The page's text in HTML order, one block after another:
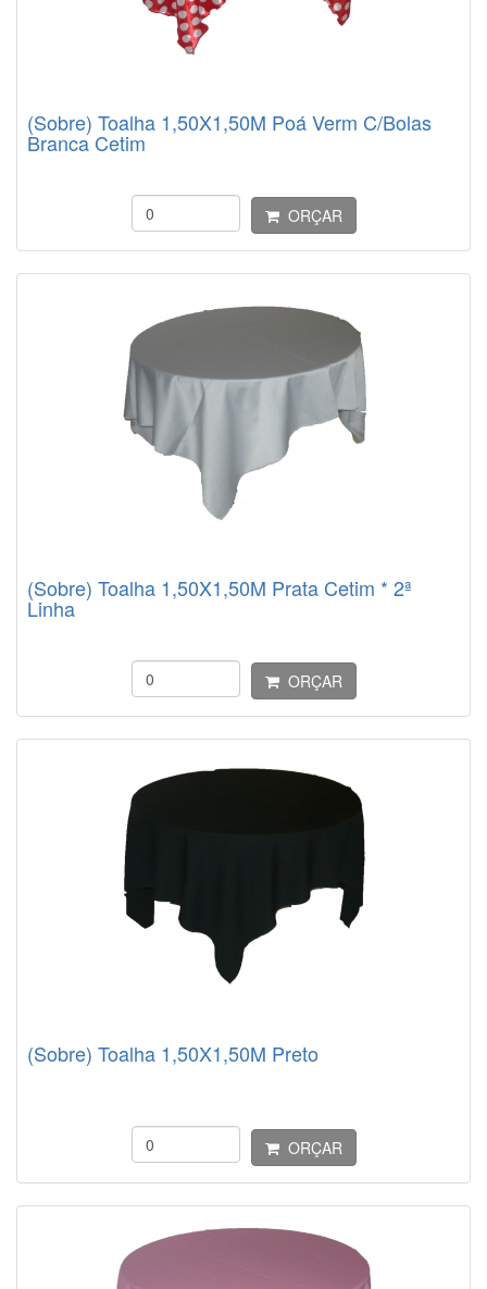
(Sobre) Toalha 1,50X1,50M Poá Verm C/Bolas
Branca Cetim
ORÇAR
(Sobre) Toalha 1,50X1,50M Prata Cetim * 2ª
Linha
ORÇAR
(Sobre) Toalha 1,50X1,50M Preto
ORÇAR